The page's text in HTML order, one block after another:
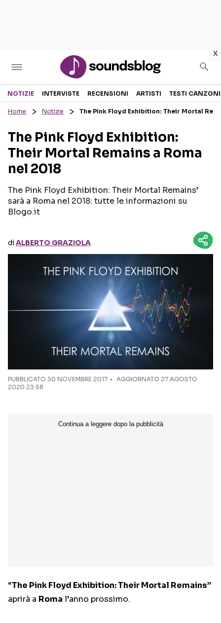
x
Sezioni
RECENSIONI MUSICALI
INTERVISTE
GOSSIP E CURIOSITÀ
TESTI CANZONI
TOUR ED EVENTI
Seguici sui social
NOTIZIE INTERVISTE RECENSIONI ARTISTI TESTI CANZONI
Home Notizie The Pink Floyd Exhibition: Their Mortal
The Pink Floyd Exhibition:
Their Mortal Remains a Roma
nel 2018
The Pink Floyd Exhibition: Their Mortal Remains’
sarà a Roma nel 2018: tutte le informazioni su
Blogo.it
diALBERTO GRAZIOLA
PUBBLICATO 30 NOVEMBRE 2017
AGGIORNATO 27 AGOSTO
2020 23:58
“The Pink Floyd Exhibition: Their Mortal Remains”
aprirà a Roma l’anno prossimo.